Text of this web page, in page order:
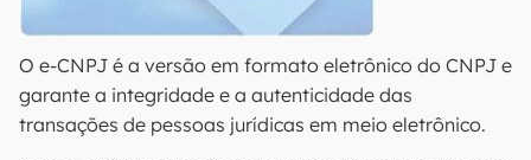
O e-CNPJ é a versão em formato eletrônico do CNPJ e
garante a integridade e a autenticidade das
transações de pessoas jurídicas em meio eletrônico.